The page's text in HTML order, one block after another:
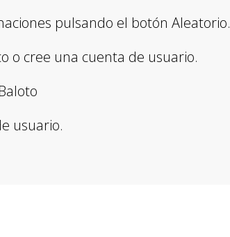
pulsando el botón Aleatorio.
o cree una cuenta de usuario.
usuario.